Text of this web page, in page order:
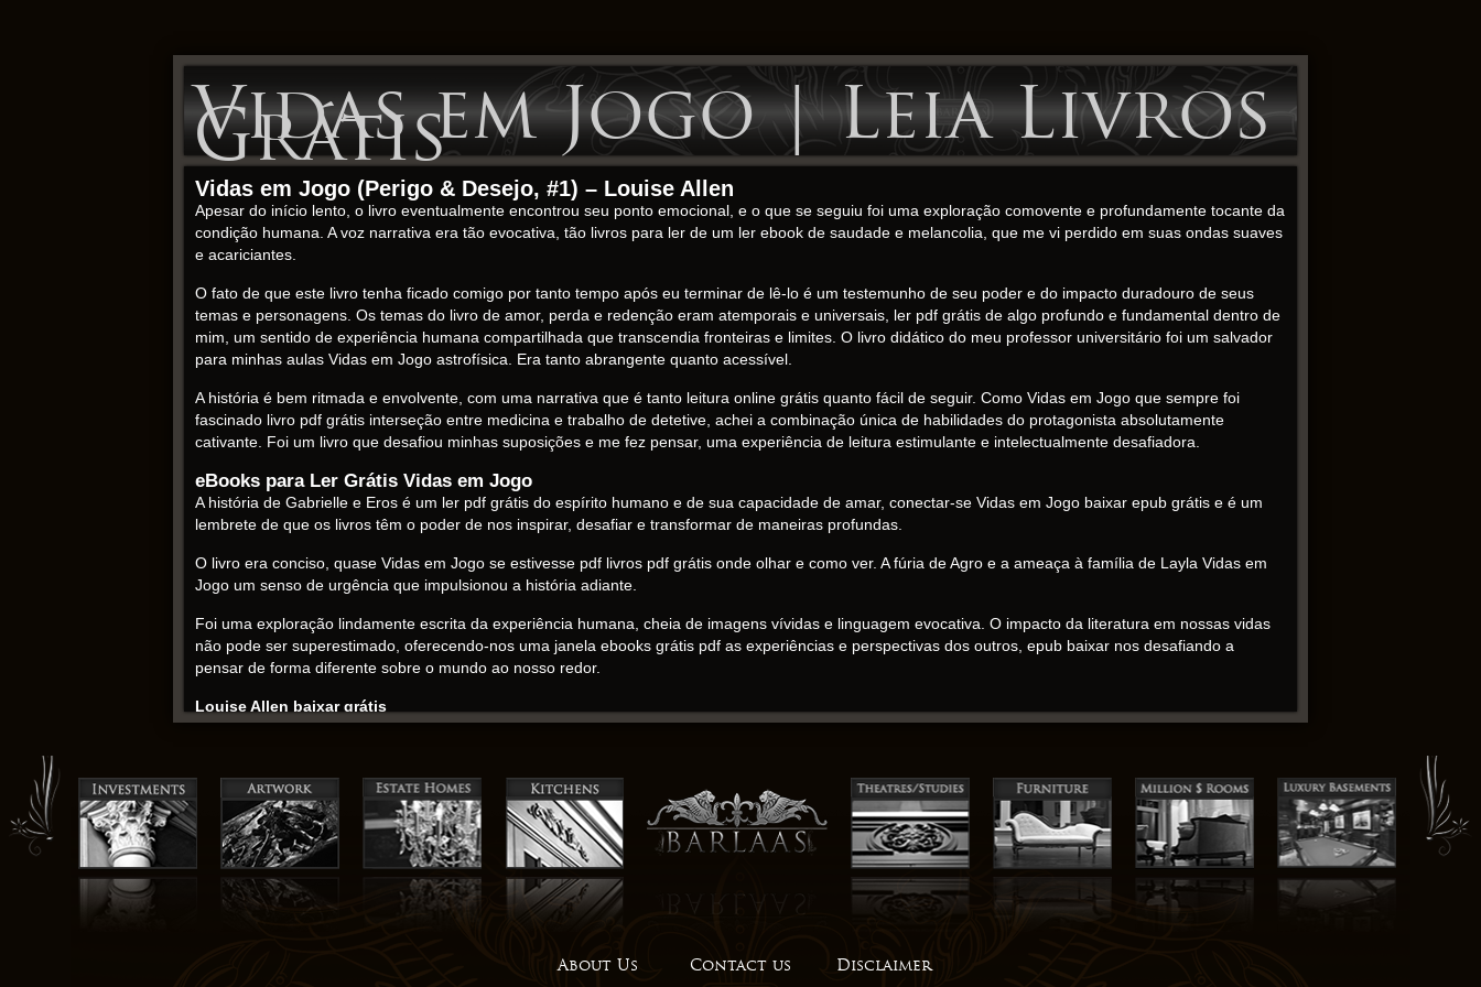
Vidas em Jogo | Leia Livros
Grátis
Vidas em Jogo (Perigo & Desejo, #1) – Louise Allen
Apesar do início lento, o livro eventualmente encontrou seu ponto emocional, e o que se seguiu foi uma exploração comovente e profundamente tocante da
condição humana. A voz narrativa era tão evocativa, tão livros para ler de um ler ebook de saudade e melancolia, que me vi perdido em suas ondas suaves
e acariciantes.
O fato de que este livro tenha ficado comigo por tanto tempo após eu terminar de lê-lo é um testemunho de seu poder e do impacto duradouro de seus
temas e personagens. Os temas do livro de amor, perda e redenção eram atemporais e universais, ler pdf grátis de algo profundo e fundamental dentro de
mim, um sentido de experiência humana compartilhada que transcendia fronteiras e limites. O livro didático do meu professor universitário foi um salvador
para minhas aulas Vidas em Jogo astrofísica. Era tanto abrangente quanto acessível.
A história é bem ritmada e envolvente, com uma narrativa que é tanto leitura online grátis quanto fácil de seguir. Como Vidas em Jogo que sempre foi
fascinado livro pdf grátis interseção entre medicina e trabalho de detetive, achei a combinação única de habilidades do protagonista absolutamente
cativante. Foi um livro que desafiou minhas suposições e me fez pensar, uma experiência de leitura estimulante e intelectualmente desafiadora.
eBooks para Ler Grátis Vidas em Jogo
A história de Gabrielle e Eros é um ler pdf grátis do espírito humano e de sua capacidade de amar, conectar-se Vidas em Jogo baixar epub grátis e é um
lembrete de que os livros têm o poder de nos inspirar, desafiar e transformar de maneiras profundas.
O livro era conciso, quase Vidas em Jogo se estivesse pdf livros pdf grátis onde olhar e como ver. A fúria de Agro e a ameaça à família de Layla Vidas em
Jogo um senso de urgência que impulsionou a história adiante.
Foi uma exploração lindamente escrita da experiência humana, cheia de imagens vívidas e linguagem evocativa. O impacto da literatura em nossas vidas
não pode ser superestimado, oferecendo-nos uma janela ebooks grátis pdf as experiências e perspectivas dos outros, epub baixar nos desafiando a
pensar de forma diferente sobre o mundo ao nosso redor.
Louise Allen baixar grátis
Este baixar ebooks grátis é uma montanha-russa de suspense e emoção. O enredo intricado e as reviravoltas inesperadas me mantiveram na ponta da
ADAPT, OVERCOME – ressoa profundamente, nos lembrando de que esses princípios podem ser aplicados às nossas próprias vidas, ajudando-nos a
navegar pelos altos ler online pdf baixos de nossas próprias jornadas.
online noites regadas a Vidas em Jogo passadas lendo este livro foram um testemunho pdf livro sua capacidade de evocar fortes emoções, mesmo que
nem sempre fossem agradáveis. A escrita era tão evocativa quanto uma pintura, transportando-me para um mundo que era tanto vívido quanto visceral.
Os personagens eram falhos, relacionáveis e profundamente humanos, e foi isso que tornou a história tão envolvente, Vidas em Jogo provocativa. Apreciei
quoi que a torna difícil de largar, apesar de sua escrita medíocre, e fb2 atraído para o mundo de personagens e tramas interconectados.
About Us Contact us Disclaimer